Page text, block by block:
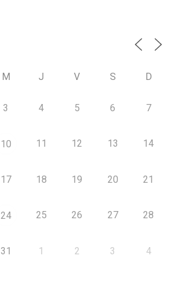
M J V S D
3 4 5 6 7
10 11 12 13 14
17 18 19 20 21
24 25 26 27 28
31 1 2 3 4